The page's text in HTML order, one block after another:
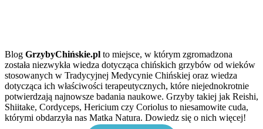
Blog GrzybyChińskie.pl to miejsce, w którym zgromadzona
została niezwykła wiedza dotycząca chińskich grzybów od wieków
stosowanych w Tradycyjnej Medycynie Chińskiej oraz wiedza
dotycząca ich właściwości terapeutycznych, które niejednokrotnie
potwierdzają najnowsze badania naukowe. Grzyby takiej jak Reishi,
Shiitake, Cordyceps, Hericium czy Coriolus to niesamowite cuda,
którymi obdarzyła nas Matka Natura. Dowiedz się o nich więcej!